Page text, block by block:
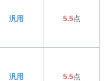
汎用 5.5点
汎用 5.5点